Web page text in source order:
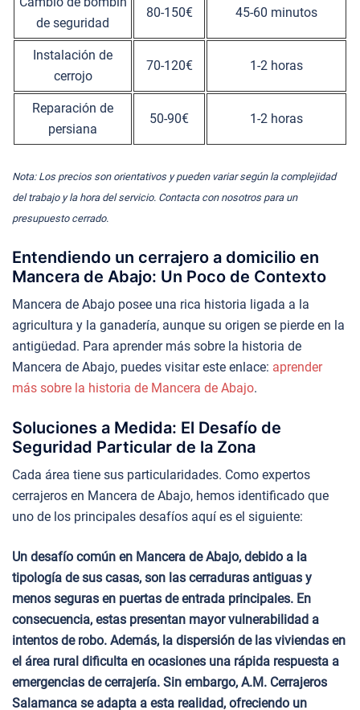
de seguridad
80-150€ 45-60 minutos
Instalación de
cerrojo
70-120€ 1-2 horas
Reparación de
persiana
50-90€ 1-2 horas
Nota: Los precios son orientativos y pueden variar según la complejidad
del trabajo y la hora del servicio. Contacta con nosotros para un
presupuesto cerrado.
Entendiendo un cerrajero a domicilio en
Mancera de Abajo: Un Poco de Contexto
Mancera de Abajo posee una rica historia ligada a la
agricultura y la ganadería, aunque su origen se pierde en la
antigüedad. Para aprender más sobre la historia de
Mancera de Abajo, puedes visitar este enlace: aprender
más sobre la historia de Mancera de Abajo.
Soluciones a Medida: El Desafío de
Seguridad Particular de la Zona
Cada área tiene sus particularidades. Como expertos
cerrajeros en Mancera de Abajo, hemos identificado que
uno de los principales desafíos aquí es el siguiente:
Un desafío común en Mancera de Abajo, debido a la
tipología de sus casas, son las cerraduras antiguas y
menos seguras en puertas de entrada principales. En
consecuencia, estas presentan mayor vulnerabilidad a
intentos de robo. Además, la dispersión de las viviendas en
el área rural dificulta en ocasiones una rápida respuesta a
emergencias de cerrajería. Sin embargo, A.M. Cerrajeros
Salamanca se adapta a esta realidad, ofreciendo un